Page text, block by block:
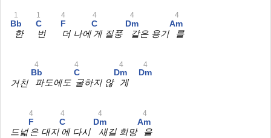
Bb
1
한
C
1
번
F
4
더 나에
C
4
게 질풍
Dm
4
같은 용기
Am
4
를
거친
Bb
4
파도에도
C
4
굴하지 않
Dm
4
게
Dm
4
드넓
F
4
은 대지
C
4
에 다시
Dm
4
새길 희망
Am
4
을